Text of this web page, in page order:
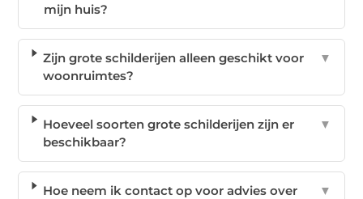
mijn huis?
Zijn grote schilderijen alleen geschikt voor
woonruimtes?
▼
Hoeveel soorten grote schilderijen zijn er
beschikbaar?
▼
Hoe neem ik contact op voor advies over
▼